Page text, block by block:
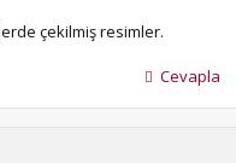
çekilmiş resimler.
Cevapla